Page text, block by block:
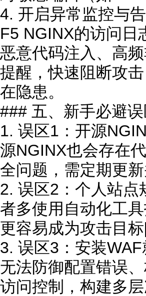
4. 开启异常监控与
F5 NGINX的访问日
恶意代码注入、高
提醒，快速阻断攻
在隐患。
### 五、新手必避
1. 误区1：开源
源NGINX也会存在
全问题，需定期更
2. 误区2：个人站
者多使用自动化工
更容易成为攻击目标
3. 误区3：安装
无法防御配置错误
访问控制，构建多